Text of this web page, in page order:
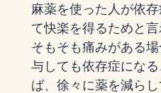
麻薬を使った人が依
て快楽を得るためと
そもそも痛みがある
与しても依存症にな
ば、徐々に薬を減ら